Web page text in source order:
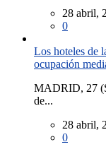
28 abril,
0
Los hoteles de
ocupación
MADRID, 27
de...
28 abril,
0